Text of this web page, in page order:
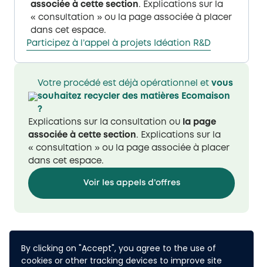
By clicking on "Accept", you agree to the use of
cookies or other tracking devices to improve site
associée à cette section. Explications sur la
« consultation » ou la page associée à placer
dans cet espace​.
Participez à l’appel à projets Idéation R&D​​​
Votre procédé est déjà opérationnel et vous
souhaitez recycler des matières Ecomaison​
?
Explications sur la consultation ou la page
associée à cette section. Explications sur la
« consultation » ou la page associée à placer
dans cet espace​.
Voir les appels d’offres
English